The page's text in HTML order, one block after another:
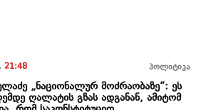
21:48 პოლიტიკა
„ნაციონალურ მოძრაობაზე“: ეს
ღალატის გზას ადგანან, ამიტომ